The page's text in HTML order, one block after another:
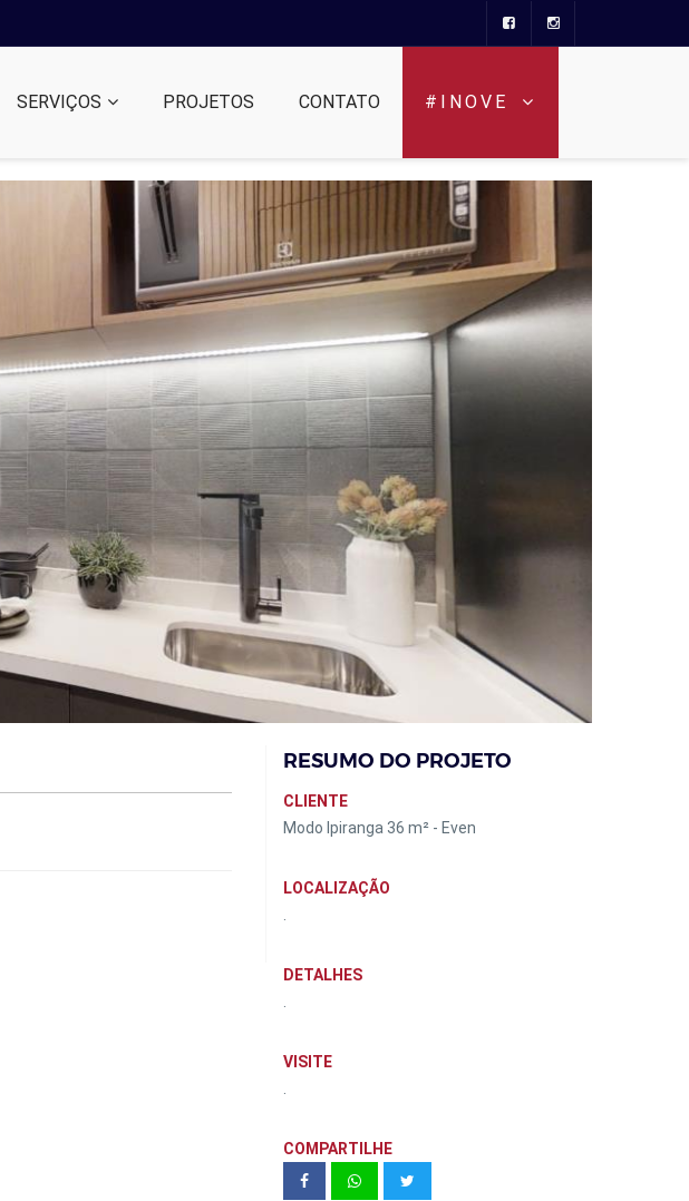
SERVIÇOS PROJETOS CONTATO #INOVE
RESUMO DO PROJETO
CLIENTE
Modo Ipiranga 36 m² - Even
LOCALIZAÇÃO
DETALHES
VISITE
COMPARTILHE
Estação 267 - RSF